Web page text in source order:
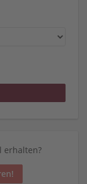
erhalten?